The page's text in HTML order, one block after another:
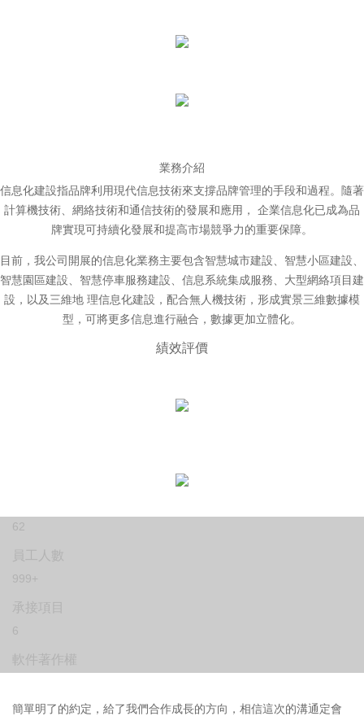
業務介紹
信息化建設指品牌利用現代信息技術來支撐品牌管理的手段和過程。隨著
計算機技術、網絡技術和通信技術的發展和應用， 企業信息化已成為品
牌實現可持續化發展和提高市場競爭力的重要保障。
目前，我公司開展的信息化業務主要包含智慧城市建設、智慧小區建設、
智慧園區建設、智慧停車服務建設、信息系統集成服務、大型網絡項目建
設，以及三維地 理信息化建設，配合無人機技術，形成實景三維數據模
型，可將更多信息進行融合，數據更加立體化。
績效評價
62
員工人數
999+
承接項目
6
軟件著作權
簡單明了的約定，給了我們合作成長的方向，相信這次的溝通定會